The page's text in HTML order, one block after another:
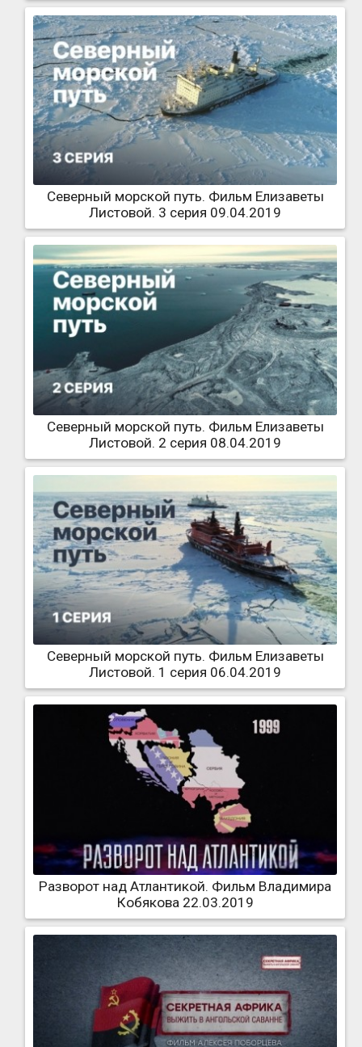
Северный морской путь. Фильм Елизаветы
Листовой. 3 серия 09.04.2019
Северный морской путь. Фильм Елизаветы
Листовой. 2 серия 08.04.2019
Северный морской путь. Фильм Елизаветы
Листовой. 1 серия 06.04.2019
Разворот над Атлантикой. Фильм Владимира
Кобякова 22.03.2019